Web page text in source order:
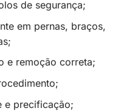
de segurança;
em pernas, braços,
e remoção correta;
e precificação;